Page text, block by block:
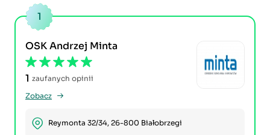
1
OSK Andrzej Minta
1 zaufanych opinii
Zobacz
Reymonta 32/34, 26-800 Białobrzegi